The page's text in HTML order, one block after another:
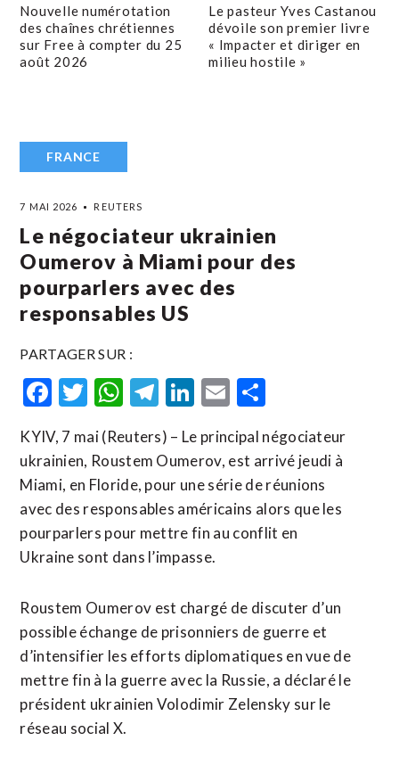
Nouvelle numérotation
des chaînes chrétiennes
sur Free à compter du 25
août 2026
Le pasteur Yves Castanou
dévoile son premier livre
« Impacter et diriger en
milieu hostile »
FRANCE
7 MAI 2026 REUTERS
Le négociateur ukrainien
Oumerov à Miami pour des
pourparlers avec des
responsables US
PARTAGER SUR :
Facebook
Twitter
WhatsApp
Telegram
LinkedIn
Email
KYIV, 7 mai (Reuters) – Le principal négociateur
ukrainien, Roustem Oumerov, est arrivé jeudi à
Miami, en Floride, pour une série de réunions
avec des responsables américains alors que les
pourparlers pour mettre fin au conflit en
Ukraine sont dans l’impasse.
Roustem Oumerov est chargé de discuter d’un
possible ​échange de ‌prisonniers de guerre et
d’intensifier les efforts diplomatiques ​en vue de
⁠mettre fin à la guerre avec la Russie, a déclaré le
‌président ukrainien Volodimir ‌Zelensky sur le
réseau social X.